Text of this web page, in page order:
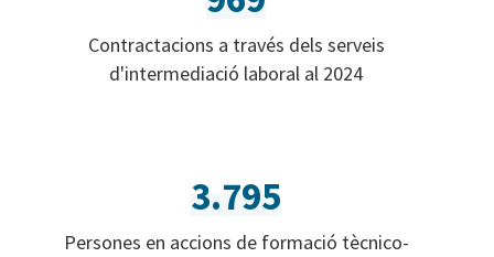
Contractacions a través dels serveis
d'intermediació laboral al 2024
3.795
Persones en accions de formació tècnico-